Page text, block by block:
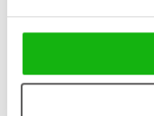
Jazyk
Rady